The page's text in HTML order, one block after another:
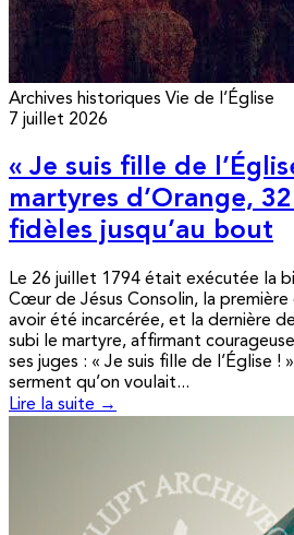
Archives historiques Vie de l’Église
7 juillet 2026
« Je suis fille de
martyres d’Orange,
fidèles jusqu’au bout
Le 26 juillet 1794 était exécutée la
Cœur de Jésus Consolin, la première
avoir été incarcérée, et la dernière
subi le martyre, affirmant
ses juges : « Je suis fille de l’Église
serment qu’on voulait...
Lire la suite →